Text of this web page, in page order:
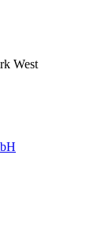
West